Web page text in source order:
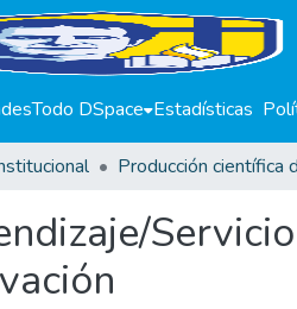
Todo DSpace Estadísticas